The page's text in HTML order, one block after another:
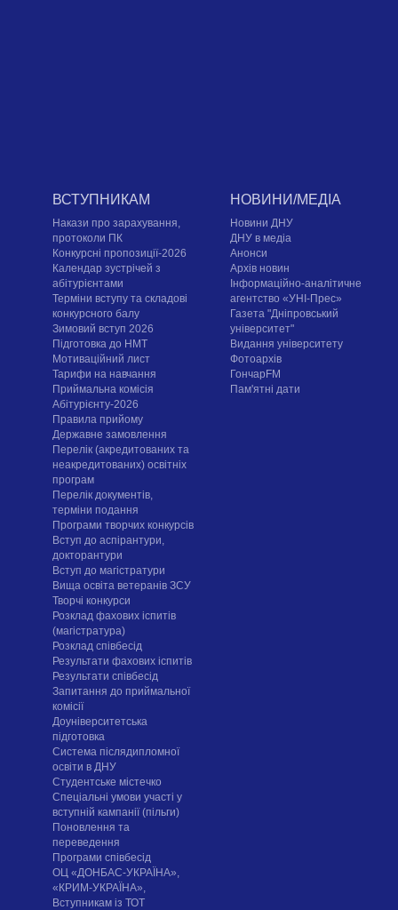
ВСТУПНИКАМ
Накази про зарахування,
протоколи ПК
Конкурсні пропозиції-2026
Календар зустрічей з
абітурієнтами
Терміни вступу та складові
конкурсного балу
Зимовий вступ 2026
Підготовка до НМТ
Мотиваційний лист
Тарифи на навчання
Приймальна комісія
Абітурієнту-2026
Правила прийому
Державне замовлення
Перелік (акредитованих та
неакредитованих) освітніх
програм
Перелік документів,
терміни подання
Програми творчих конкурсiв
Вступ до аспірантури,
докторантури
Вступ до магістратури
Вища освіта ветеранів ЗСУ
Творчі конкурси
Розклад фахових іспитів
(магістратура)
Розклад співбесід
Результати фахових іспитів
Результати співбесід
Запитання до приймальної
комісії
Доуніверситетська
підготовка
Система післядипломної
освіти в ДНУ
Cтудентське містечко
Спеціальні умови участі у
вступній кампанії (пільги)
Поновлення та
переведення
Програми співбесід
ОЦ «ДОНБАС-УКРАЇНА»,
«КРИМ-УКРАЇНА»,
Вступникам із ТОТ
НОВИНИ/МЕДІА
Новини ДНУ
ДНУ в медіа
Анонси
Архів новин
Інформаційно-аналітичне
агентство «УНІ-Прес»
Газета "Дніпровський
університет"
Видання університету
Фотоархів
ГончарFM
Пам'ятні дати